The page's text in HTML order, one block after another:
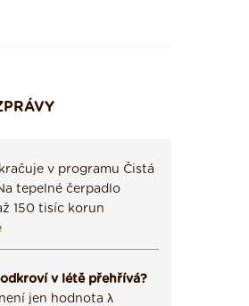
v programu Čistá
tepelné čerpadlo
150 tisíc korun
v létě přehřívá?
jen hodnota λ